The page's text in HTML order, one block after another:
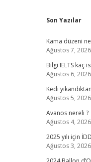
Son Yazılar
Kama düzeni
Ağustos 7, 2026
Bilgi IELTS kaç
Ağustos 6, 2026
Kedi
Ağustos 5, 2026
Avanos nereli ?
Ağustos 4, 2026
2025 yılı için
Ağustos 3, 2026
ilbetbetci